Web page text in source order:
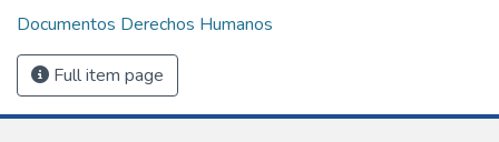
Documentos Derechos Humanos
Full item page